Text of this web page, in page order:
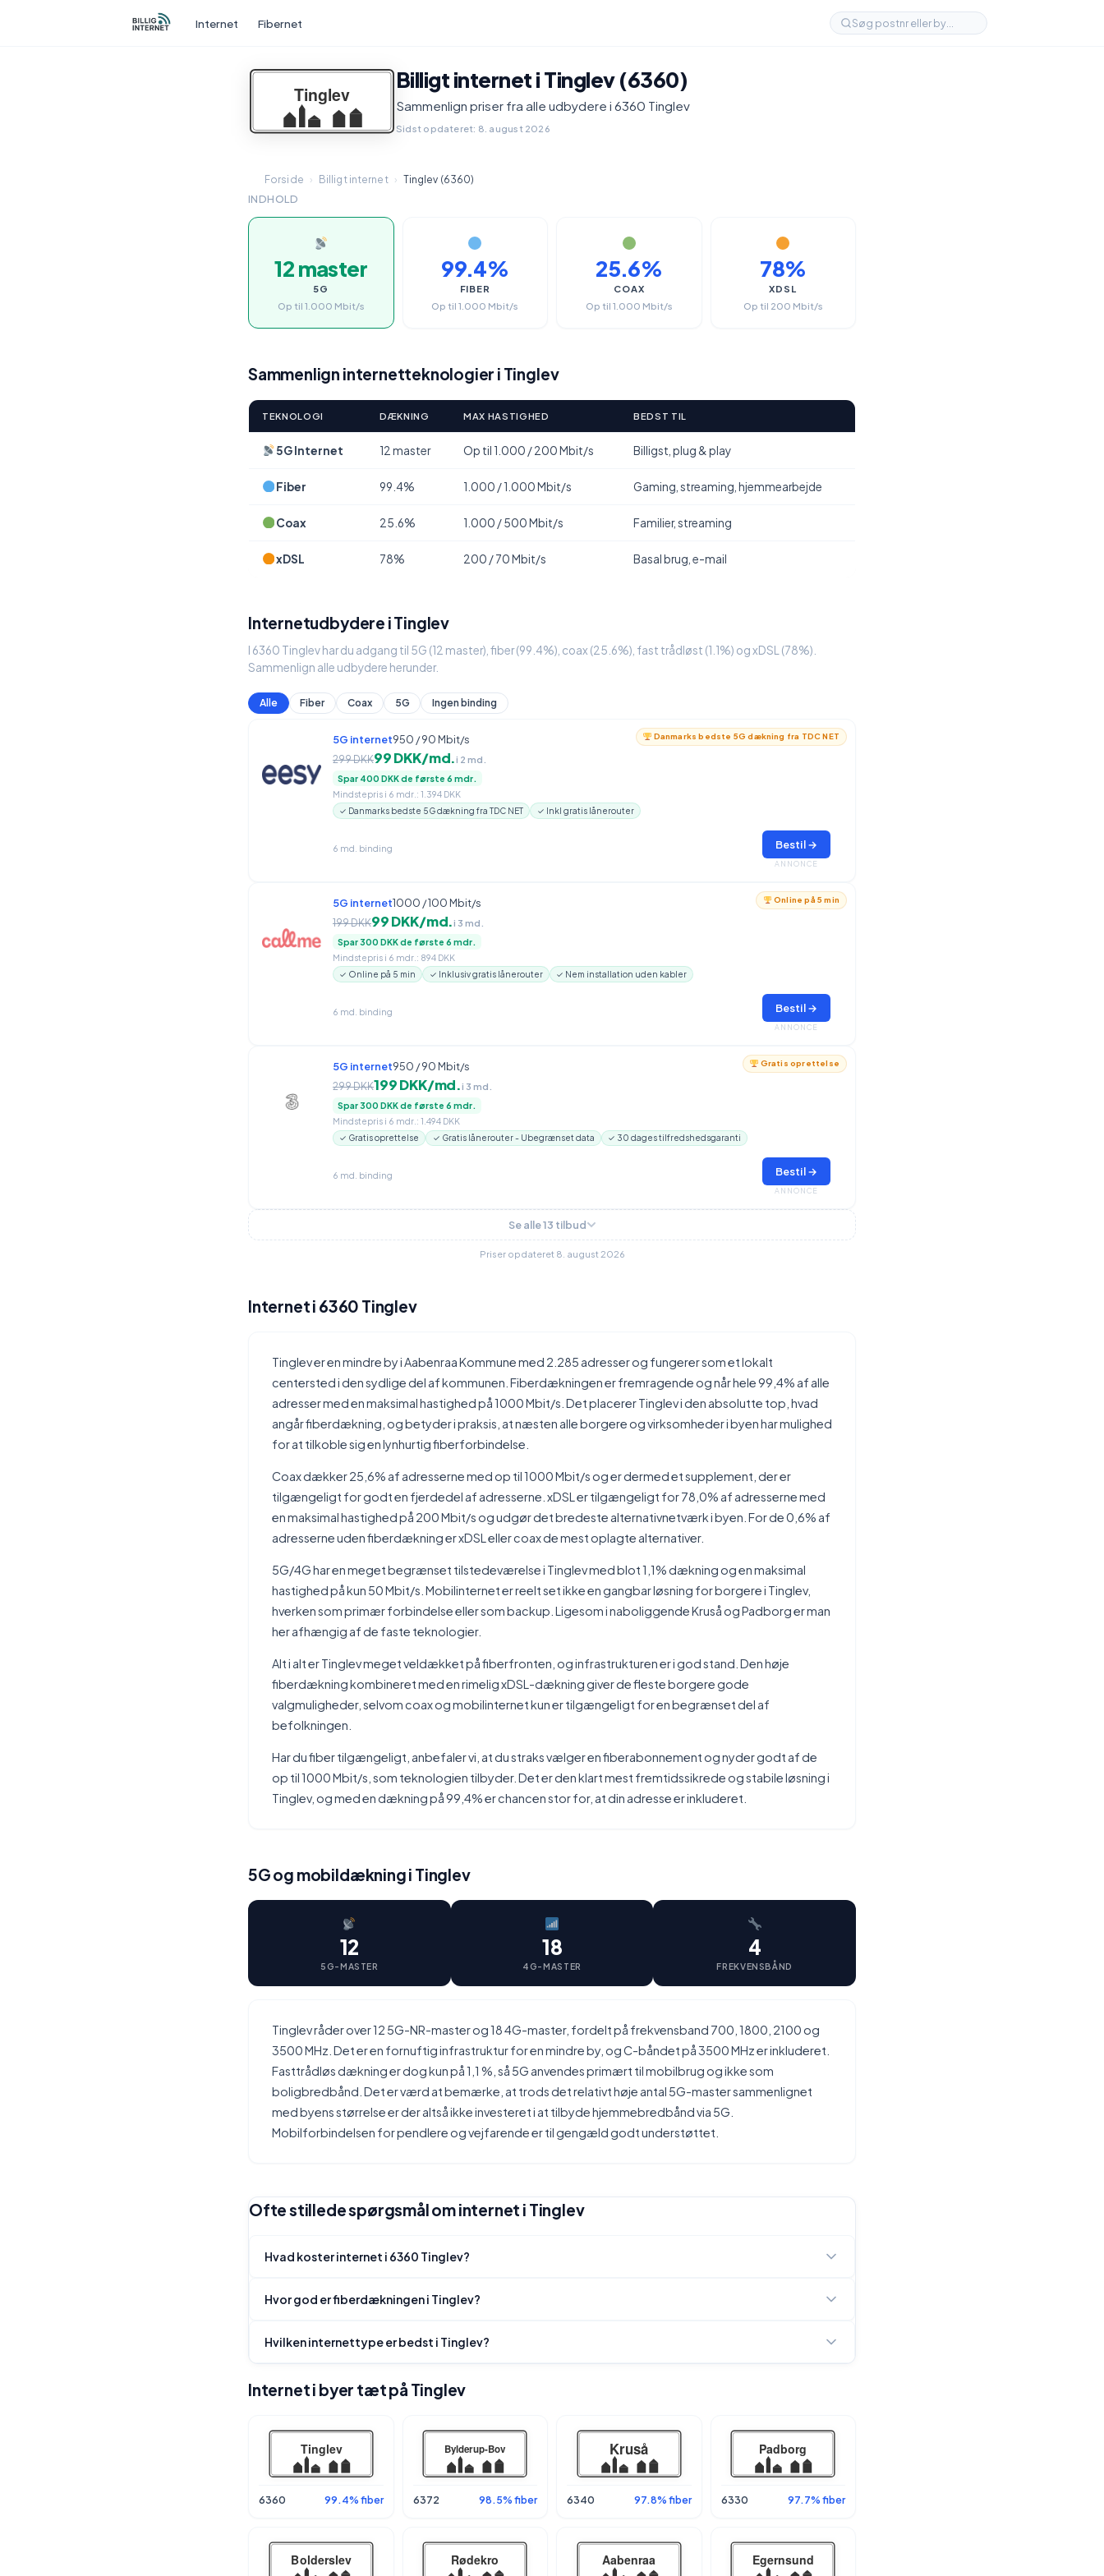
Internet Fibernet
Billigt internet i Tinglev (6360)
Sammenlign priser fra alle udbydere i 6360 Tinglev
Sidst opdateret: 8. august 2026
Forside › Billigt internet › Tinglev (6360)
INDHOLD
12 master
5G
Op til 1.000 Mbit/s
99.4%
FIBER
Op til 1.000 Mbit/s
25.6%
COAX
Op til 1.000 Mbit/s
78%
XDSL
Op til 200 Mbit/s
Sammenlign internetteknologier i Tinglev
TEKNOLOGI DÆKNING MAX HASTIGHED BEDST TIL
5G Internet 12 master Op til 1.000 / 200 Mbit/s Billigst, plug & play
Fiber 99.4% 1.000 / 1.000 Mbit/s Gaming, streaming, hjemmearbejde
Coax 25.6% 1.000 / 500 Mbit/s Familier, streaming
xDSL 78% 200 / 70 Mbit/s Basal brug, e-mail
Internetudbydere i Tinglev
I 6360 Tinglev har du adgang til 5G (12 master), fiber (99.4%), coax (25.6%), fast trådløst (1.1%) og xDSL (78%).
Sammenlign alle udbydere herunder.
Alle Fiber Coax 5G Ingen binding
Danmarks bedste 5G dækning fra TDC NET
5G internet950 / 90 Mbit/s
299 DKK99 DKK/md.i 2 md.
Spar 400 DKK de første 6 mdr.
Mindstepris i 6 mdr.: 1.394 DKK
✓ Danmarks bedste 5G dækning fra TDC NET ✓ Inkl gratis lånerouter
6 md. binding Bestil →
ANNONCE
Online på 5 min
5G internet1000 / 100 Mbit/s
199 DKK99 DKK/md.i 3 md.
Spar 300 DKK de første 6 mdr.
Mindstepris i 6 mdr.: 894 DKK
✓ Online på 5 min ✓ Inklusiv gratis lånerouter ✓ Nem installation uden kabler
6 md. binding Bestil →
ANNONCE
Gratis oprettelse
5G internet950 / 90 Mbit/s
299 DKK199 DKK/md.i 3 md.
Spar 300 DKK de første 6 mdr.
Mindstepris i 6 mdr.: 1.494 DKK
✓ Gratis oprettelse ✓ Gratis lånerouter - Ubegrænset data ✓ 30 dages tilfredshedsgaranti
6 md. binding Bestil →
ANNONCE
Se alle 13 tilbud
Priser opdateret 8. august 2026
Internet i 6360 Tinglev
Tinglev er en mindre by i Aabenraa Kommune med 2.285 adresser og fungerer som et lokalt
centersted i den sydlige del af kommunen. Fiberdækningen er fremragende og når hele 99,4% af alle
adresser med en maksimal hastighed på 1000 Mbit/s. Det placerer Tinglev i den absolutte top, hvad
angår fiberdækning, og betyder i praksis, at næsten alle borgere og virksomheder i byen har mulighed
for at tilkoble sig en lynhurtig fiberforbindelse.
Coax dækker 25,6% af adresserne med op til 1000 Mbit/s og er dermed et supplement, der er
tilgængeligt for godt en fjerdedel af adresserne. xDSL er tilgængeligt for 78,0% af adresserne med
en maksimal hastighed på 200 Mbit/s og udgør det bredeste alternativnetværk i byen. For de 0,6% af
adresserne uden fiberdækning er xDSL eller coax de mest oplagte alternativer.
5G/4G har en meget begrænset tilstedeværelse i Tinglev med blot 1,1% dækning og en maksimal
hastighed på kun 50 Mbit/s. Mobilinternet er reelt set ikke en gangbar løsning for borgere i Tinglev,
hverken som primær forbindelse eller som backup. Ligesom i naboliggende Kruså og Padborg er man
her afhængig af de faste teknologier.
Alt i alt er Tinglev meget veldækket på fiberfronten, og infrastrukturen er i god stand. Den høje
fiberdækning kombineret med en rimelig xDSL-dækning giver de fleste borgere gode
valgmuligheder, selvom coax og mobilinternet kun er tilgængeligt for en begrænset del af
befolkningen.
Har du fiber tilgængeligt, anbefaler vi, at du straks vælger en fiberabonnement og nyder godt af de
op til 1000 Mbit/s, som teknologien tilbyder. Det er den klart mest fremtidssikrede og stabile løsning i
Tinglev, og med en dækning på 99,4% er chancen stor for, at din adresse er inkluderet.
5G og mobildækning i Tinglev
12
5G-MASTER
18
4G-MASTER
4
FREKVENSBÅND
Tinglev råder over 12 5G-NR-master og 18 4G-master, fordelt på frekvensband 700, 1800, 2100 og
3500 MHz. Det er en fornuftig infrastruktur for en mindre by, og C-båndet på 3500 MHz er inkluderet.
Fasttrådløs dækning er dog kun på 1,1 %, så 5G anvendes primært til mobilbrug og ikke som
boligbredbånd. Det er værd at bemærke, at trods det relativt høje antal 5G-master sammenlignet
med byens størrelse er der altså ikke investeret i at tilbyde hjemmebredbånd via 5G.
Mobilforbindelsen for pendlere og vejfarende er til gengæld godt understøttet.
Ofte stillede spørgsmål om internet i Tinglev
Hvad koster internet i 6360 Tinglev?
Hvor god er fiberdækningen i Tinglev?
Hvilken internettype er bedst i Tinglev?
Internet i byer tæt på Tinglev
6360 99.4% fiber 6372 98.5% fiber 6340 97.8% fiber 6330 97.7% fiber